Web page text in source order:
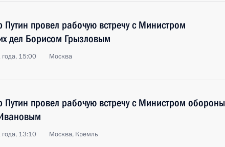
провел рабочую встречу с Министром
дел Борисом Грызловым
15:00 Москва
Путин провел рабочую встречу с Министром обороны
13:10 Москва, Кремль